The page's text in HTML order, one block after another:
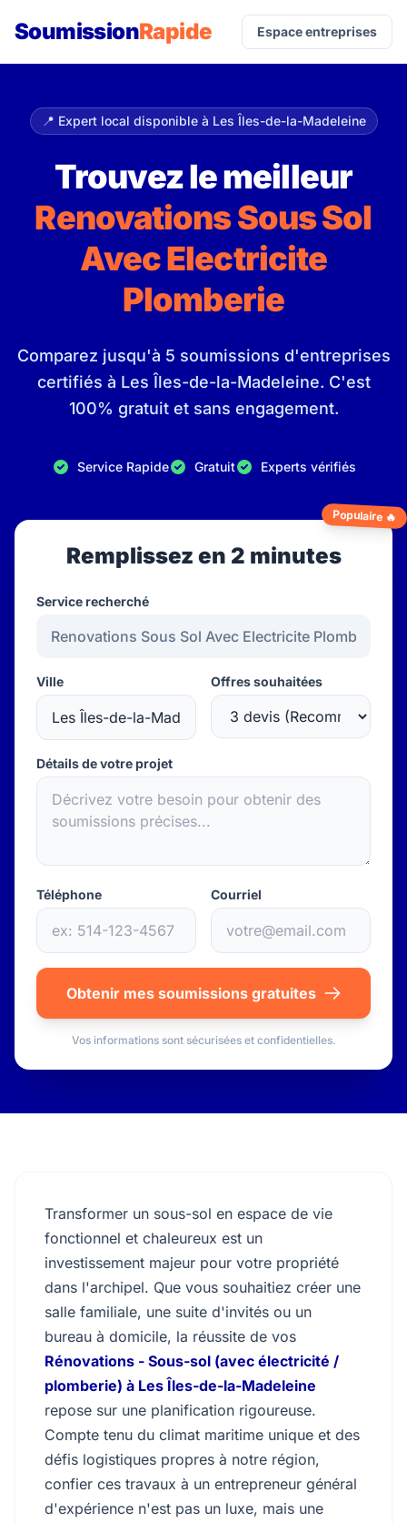
SoumissionRapide Espace entreprises
📍 Expert local disponible à Les Îles-de-la-Madeleine
Trouvez le meilleur
Renovations Sous Sol
Avec Electricite
Plomberie
Comparez jusqu'à 5 soumissions d'entreprises
certifiés à Les Îles-de-la-Madeleine. C'est
100% gratuit et sans engagement.
Service Rapide Gratuit Experts vérifiés
Populaire 🔥
Remplissez en 2 minutes
Service recherché
Ville Offres souhaitées
Détails de votre projet
Téléphone Courriel
Obtenir mes soumissions gratuites
Vos informations sont sécurisées et confidentielles.
Transformer un sous-sol en espace de vie
fonctionnel et chaleureux est un
investissement majeur pour votre propriété
dans l'archipel. Que vous souhaitiez créer une
salle familiale, une suite d'invités ou un
bureau à domicile, la réussite de vos
Rénovations - Sous-sol (avec électricité /
plomberie) à Les Îles-de-la-Madeleine
repose sur une planification rigoureuse.
Compte tenu du climat maritime unique et des
défis logistiques propres à notre région,
confier ces travaux à un entrepreneur général
d'expérience n'est pas un luxe, mais une